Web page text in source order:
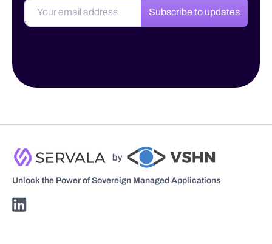
Subscribe to updates
Unlock the Power of Sovereign Managed Applications